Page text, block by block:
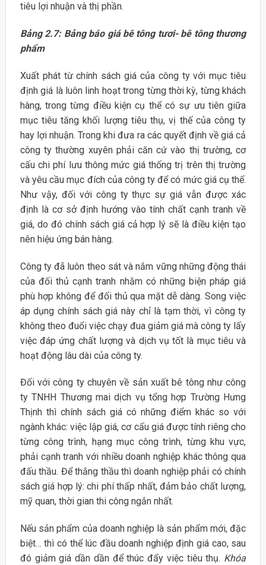
tiêu lợi nhuận và thị phần.
Bảng 2.7: Bảng báo giá bê tông tươi- bê tông thương
phẩm
Xuất phát từ chính sách giá của công ty với mục tiêu
định giá là luôn linh hoạt trong từng thời kỳ, từng khách
hàng, trong từng điều kiện cụ thể có sự ưu tiên giữa
mục tiêu tăng khối lượng tiêu thụ, vị thế của công ty
hay lợi nhuận. Trong khi đưa ra các quyết định về giá cả
công ty thường xuyên phải căn cứ vào thị trường, cơ
cấu chi phí lưu thông mức giá thống trị trên thị trường
và yêu cầu mục đích của công ty để có mức giá cụ thể.
Như vậy, đối với công ty thực sự giá vẫn được xác
định là cơ sở định hướng vào tính chất cạnh tranh về
giá, do đó chính sách giá cả hợp lý sẽ là điều kiện tạo
nên hiệu ứng bán hàng.
Công ty đã luôn theo sát và nắm vững những động thái
của đối thủ cạnh tranh nhằm có những biện pháp giá
phù hợp không để đối thủ qua mặt dễ dàng. Song việc
áp dụng chính sách giá này chỉ là tạm thời, vì công ty
không theo đuổi việc chạy đua giảm giá mà công ty lấy
việc đáp ứng chất lượng và dịch vụ tốt là mục tiêu và
hoạt động lâu dài của công ty.
Đối với công ty chuyên về sản xuất bê tông như công
ty TNHH Thương mai dịch vụ tổng hợp Trường Hưng
Thịnh thì chính sách giá có những điểm khác so với
ngành khác: việc lập giá, cơ cấu giá được tính riêng cho
từng công trình, hạng mục công trình, từng khu vực,
phải cạnh tranh với nhiều doanh nghiệp khác thông qua
đấu thầu. Để thắng thầu thì doanh nghiệp phải có chính
sách giá hợp lý: chi phí thấp nhất, đảm bảo chất lượng,
mỹ quan, thời gian thi công ngắn nhất.
Nếu sản phẩm của doanh nghiệp là sản phẩm mới, đặc
biệt… thì có thể lúc đầu doanh nghiệp định giá cao, sau
đó giảm giá dần dần để thúc đẩy việc tiêu thụ. Khóa